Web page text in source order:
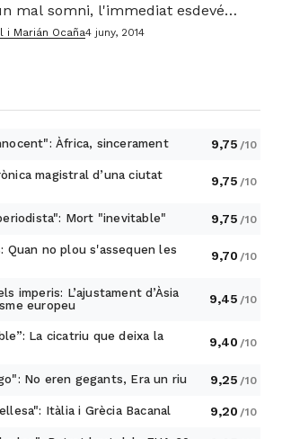
mal somni, l'immediat esdevé
nebulosa d'el somni viatger que
entre ells i aniquilen tot el
el seu territori tribal
i Marián Ocaña4 juny, 2014
Àfrica, sincerament 9,75 /10
magistral d’una ciutat
9,75 /10
Mort "inevitable" 9,75 /10
Quan no plou s'assequen les
9,70 /10
imperis: L’ajustament d’Àsia
europeu
9,45 /10
La cicatriu que deixa la
9,40 /10
No eren gegants, Era un riu 9,25 /10
Itàlia i Grècia Bacanal 9,20 /10